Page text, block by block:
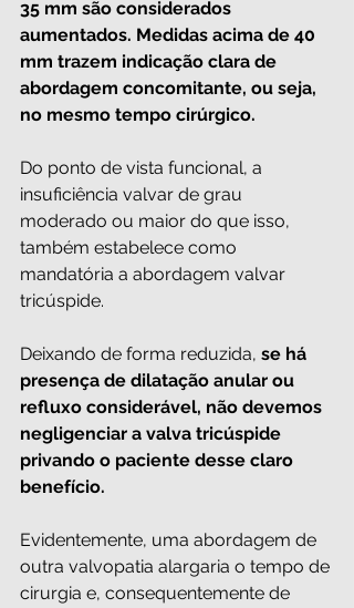
35 mm são considerados
aumentados. Medidas acima de 40
mm trazem indicação clara de
abordagem concomitante, ou seja,
no mesmo tempo cirúrgico.
Do ponto de vista funcional, a
insuficiência valvar de grau
moderado ou maior do que isso,
também estabelece como
mandatória a abordagem valvar
tricúspide.
Deixando de forma reduzida, se há
presença de dilatação anular ou
refluxo considerável, não devemos
negligenciar a valva tricúspide
privando o paciente desse claro
benefício.
Evidentemente, uma abordagem de
outra valvopatia alargaria o tempo de
cirurgia e, consequentemente de